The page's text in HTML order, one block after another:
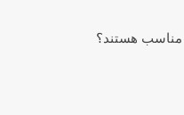
مناسب هستند؟